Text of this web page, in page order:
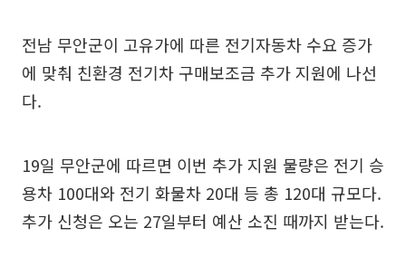
전남 무안군이 고유가에 따른 전기자동차 수요 증가
에 맞춰 친환경 전기차 구매보조금 추가 지원에 나선
다.
19일 무안군에 따르면 이번 추가 지원 물량은 전기 승
용차 100대와 전기 화물차 20대 등 총 120대 규모다.
추가 신청은 오는 27일부터 예산 소진 때까지 받는다.